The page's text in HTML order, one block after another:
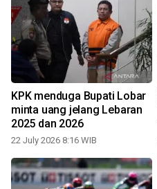
KPK menduga Bupati Lobar
minta uang jelang Lebaran
2025 dan 2026
22 July 2026 8:16 WIB